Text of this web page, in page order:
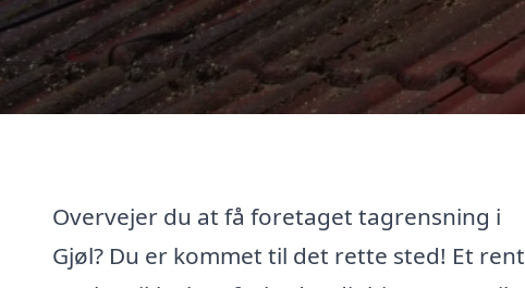
Overvejer du at få foretaget tagrensning i
Gjøl? Du er kommet til det rette sted! Et rent